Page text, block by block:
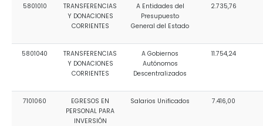
5801010
TRANSFERENCIAS
Y DONACIONES
CORRIENTES
A Entidades del
Presupuesto
General del Estado
2.735,76
5801040
TRANSFERENCIAS
Y DONACIONES
CORRIENTES
A Gobiernos
Autónomos
Descentralizados
11.754,24
7101060
EGRESOS EN
PERSONAL PARA
INVERSIÓN
Salarios Unificados 7.416,00